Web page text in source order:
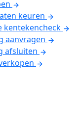
keuren
kentekencheck
aanvragen
afsluiten